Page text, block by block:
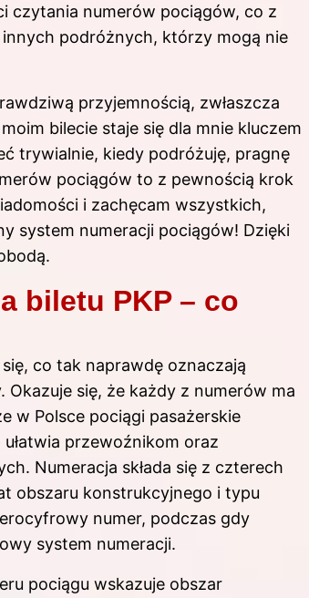
czytania numerów pociągów, co z
podróżnych, którzy mogą nie
przyjemnością, zwłaszcza
bilecie staje się dla mnie kluczem
trywialnie, kiedy podróżuję, pragnę
pociągów to z pewnością krok
i zachęcam wszystkich,
system numeracji pociągów! Dzięki
biletu PKP – co
co tak naprawdę oznaczają
się, że każdy z numerów ma
w Polsce pociągi pasażerskie
ułatwia przewoźnikom oraz
Numeracja składa się z czterech
obszaru konstrukcyjnego i typu
numer, podczas gdy
system numeracji.
pociągu wskazuje obszar